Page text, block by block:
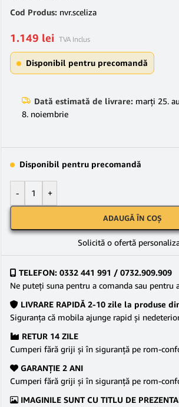
Cod Produs: nvr.sceliza
1.149 lei TVA Inclus
Disponibil pentru precomandă
Dată estimată de livrare: marți 25.
8. noiembrie
Disponibil pentru precomandă
- +
ADAUGĂ ÎN COȘ
Solicită o ofertă
TELEFON: 0332 441 991 / 0732.909.909
Ne puteţi suna pentru a comanda sau pentru
LIVRARE RAPIDĂ 2-10 zile la produse
Siguranţa că mobila ajunge rapid şi
RETUR 14 ZILE
Cumperi fără griji şi în siguranţă pe rom-
GARANŢIE 2 ANI
Cumperi fără griji şi în siguranţă pe rom-
IMAGINILE SUNT CU TITLU DE